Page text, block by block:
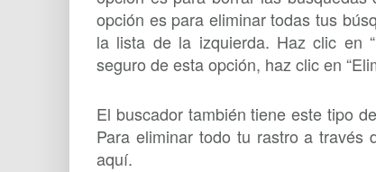
opción es para eliminar todas tus
la lista de la izquierda. Haz clic en
seguro de esta opción, haz clic en
El buscador también tiene este tipo
Para eliminar todo tu rastro a través
aquí.